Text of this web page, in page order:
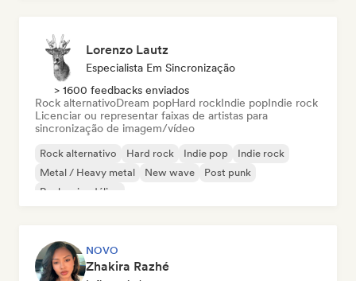
Lorenzo Lautz
Especialista Em Sincronização
> 1600 feedbacks enviados
Rock alternativoDream popHard rockIndie popIndie rock
Licenciar ou representar faixas de artistas para
sincronização de imagem/vídeo
Rock alternativo Hard rock Indie pop
Indie rock
Metal / Heavy metal
New wave
Post punk
Rock psicodélico
NOVO
Zhakira Razhé